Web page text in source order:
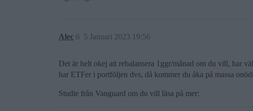
Alec 5 Januari 2023 19:56
6
Det är helt okej att rebalansera 1ggr/månad om du vill, har
har ETFer i portföljen dvs, då kommer du åka på massa
Studie från Vanguard om du vill läsa på mer: